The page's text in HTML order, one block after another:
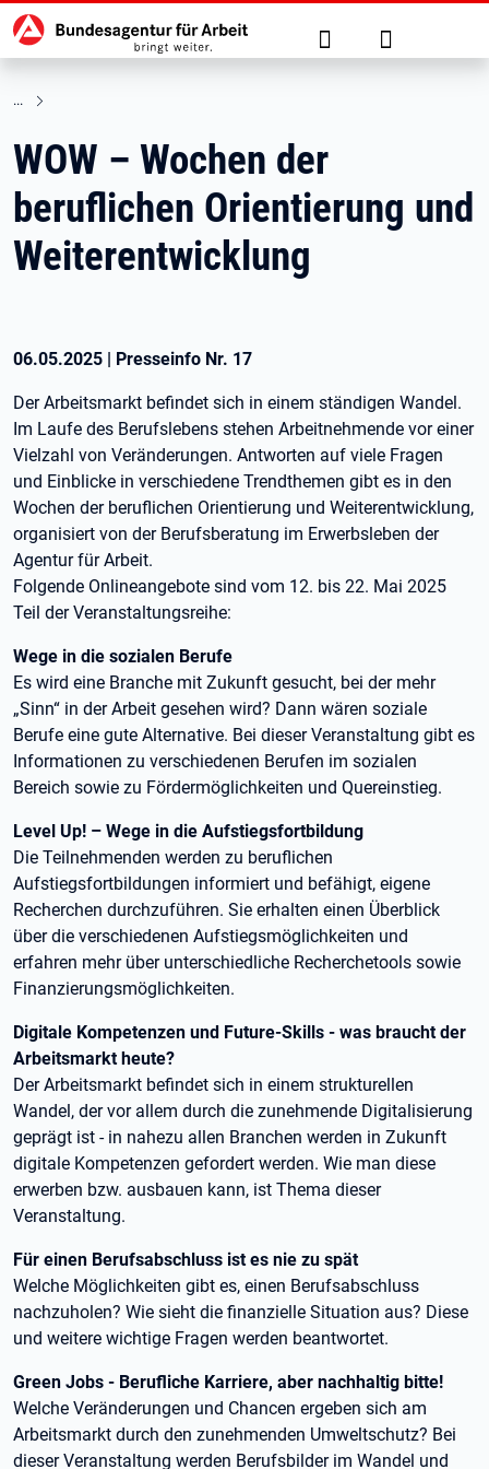
zu den Hauptinhalten springen
Hauptnavigation Suche Anmelden
WOW – Wochen der
beruflichen Orientierung und
Weiterentwicklung
06.05.2025 | Presseinfo Nr. 17
Der Arbeitsmarkt befindet sich in einem ständigen Wandel.
Im Laufe des Berufslebens stehen Arbeitnehmende vor einer
Vielzahl von Veränderungen. Antworten auf viele Fragen
und Einblicke in verschiedene Trendthemen gibt es in den
Wochen der beruflichen Orientierung und Weiterentwicklung,
organisiert von der Berufsberatung im Erwerbsleben der
Agentur für Arbeit.
Folgende Onlineangebote sind vom 12. bis 22. Mai 2025
Teil der Veranstaltungsreihe:
Wege in die sozialen Berufe
Es wird eine Branche mit Zukunft gesucht, bei der mehr
„Sinn“ in der Arbeit gesehen wird? Dann wären soziale
Berufe eine gute Alternative. Bei dieser Veranstaltung gibt es
Informationen zu verschiedenen Berufen im sozialen
Bereich sowie zu Fördermöglichkeiten und Quereinstieg.
Level Up! – Wege in die Aufstiegsfortbildung
Die Teilnehmenden werden zu beruflichen
Aufstiegsfortbildungen informiert und befähigt, eigene
Recherchen durchzuführen. Sie erhalten einen Überblick
über die verschiedenen Aufstiegsmöglichkeiten und
erfahren mehr über unterschiedliche Recherchetools sowie
Finanzierungsmöglichkeiten.
Digitale Kompetenzen und Future-Skills - was braucht der
Arbeitsmarkt heute?
Der Arbeitsmarkt befindet sich in einem strukturellen
Wandel, der vor allem durch die zunehmende Digitalisierung
geprägt ist - in nahezu allen Branchen werden in Zukunft
digitale Kompetenzen gefordert werden. Wie man diese
erwerben bzw. ausbauen kann, ist Thema dieser
Veranstaltung.
Für einen Berufsabschluss ist es nie zu spät
Welche Möglichkeiten gibt es, einen Berufsabschluss
nachzuholen? Wie sieht die finanzielle Situation aus? Diese
und weitere wichtige Fragen werden beantwortet.
Green Jobs - Berufliche Karriere, aber nachhaltig bitte!
Welche Veränderungen und Chancen ergeben sich am
Arbeitsmarkt durch den zunehmenden Umweltschutz? Bei
dieser Veranstaltung werden Berufsbilder im Wandel und